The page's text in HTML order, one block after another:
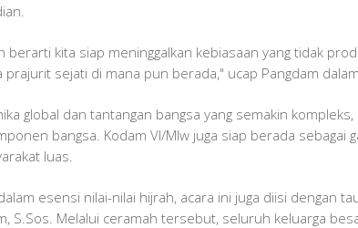
berarti kita siap meninggalkan kebiasaan yang tidak
prajurit sejati di mana pun berada," ucap Pangdam
global dan tantangan bangsa yang semakin
bangsa. Kodam VI/Mlw juga siap berada
luas.
esensi nilai-nilai hijrah, acara ini juga diisi dengan
S.Sos. Melalui ceramah tersebut, seluruh keluarga